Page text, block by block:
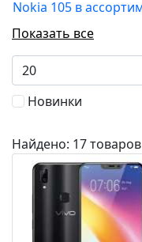
Показать все
Новинки
Найдено: 17 товаров